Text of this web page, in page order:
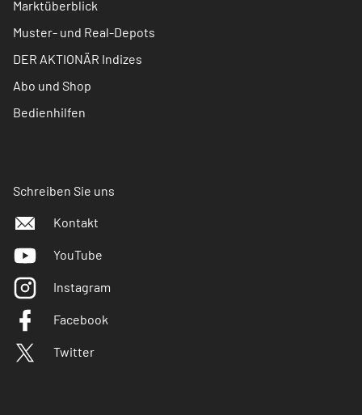
Marktüberblick
Muster- und Real-Depots
DER AKTIONÄR Indizes
Abo und Shop
Bedienhilfen
Schreiben Sie uns
Kontakt
YouTube
Instagram
Facebook
Twitter